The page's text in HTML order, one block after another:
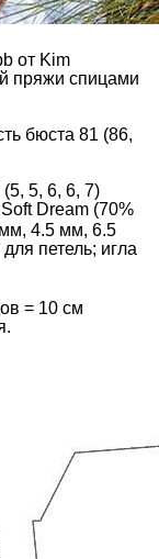
от Kim
пряжи спицами
бюста 81 (86,
5, 6, 6, 7)
Dream (70%
4.5 мм, 6.5
петель; игла
= 10 см